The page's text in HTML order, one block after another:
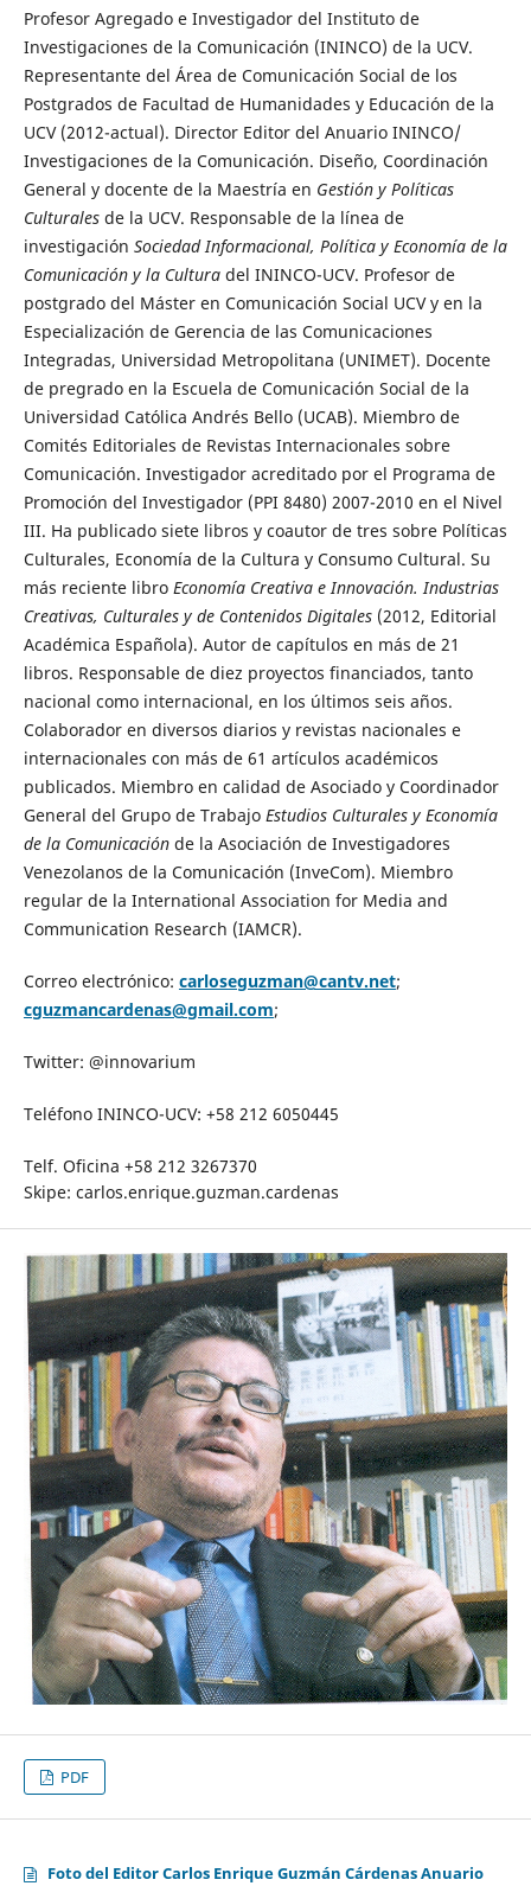
Profesor Agregado e Investigador del Instituto de
Investigaciones de la Comunicación (ININCO) de la UCV.
Representante del Área de Comunicación Social de los
Postgrados de Facultad de Humanidades y Educación de la
UCV (2012-actual). Director Editor del Anuario ININCO/
Investigaciones de la Comunicación. Diseño, Coordinación
General y docente de la Maestría en Gestión y Políticas
Culturales de la UCV. Responsable de la línea de
investigación Sociedad Informacional, Política y Economía de la
Comunicación y la Cultura del ININCO-UCV. Profesor de
postgrado del Máster en Comunicación Social UCV y en la
Especialización de Gerencia de las Comunicaciones
Integradas, Universidad Metropolitana (UNIMET). Docente
de pregrado en la Escuela de Comunicación Social de la
Universidad Católica Andrés Bello (UCAB). Miembro de
Comités Editoriales de Revistas Internacionales sobre
Comunicación. Investigador acreditado por el Programa de
Promoción del Investigador (PPI 8480) 2007-2010 en el Nivel
III. Ha publicado siete libros y coautor de tres sobre Políticas
Culturales, Economía de la Cultura y Consumo Cultural. Su
más reciente libro Economía Creativa e Innovación. Industrias
Creativas, Culturales y de Contenidos Digitales(2012, Editorial
Académica Española). Autor de capítulos en más de 21
libros. Responsable de diez proyectos financiados, tanto
nacional como internacional, en los últimos seis años.
Colaborador en diversos diarios y revistas nacionales e
internacionales con más de 61 artículos académicos
publicados. Miembro en calidad de Asociado y Coordinador
General del Grupo de Trabajo Estudios Culturales y Economía
de la Comunicación de la Asociación de Investigadores
Venezolanos de la Comunicación (InveCom). Miembro
regular de la International Association for Media and
Communication Research (IAMCR).
Correo electrónico: carloseguzman@cantv.net;
cguzmancardenas@gmail.com;
Twitter: @innovarium
Teléfono ININCO-UCV: +58 212 6050445
Telf. Oficina +58 212 3267370
Skipe: carlos.enrique.guzman.cardenas
PDF
Foto del Editor Carlos Enrique Guzmán Cárdenas Anuario